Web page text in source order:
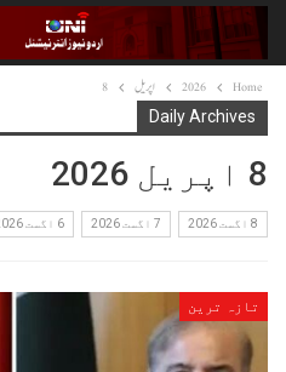
Home
2026 اپریل 8
Daily Archives
8 اپریل 2026
8 اگست 2026 7 اگست 2026 6 اگست 2026
تازہ ترین